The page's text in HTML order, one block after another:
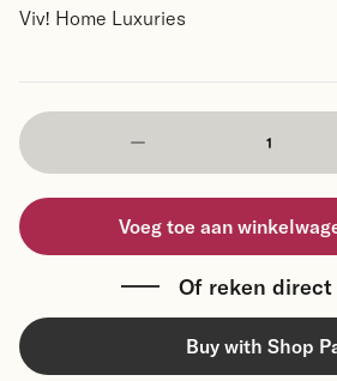
Viv! Home Luxuries
Voeg toe aan
Of reken
Buy with Shop